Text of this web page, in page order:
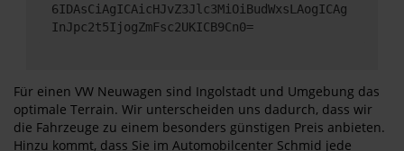
6IDAsCiAgICAicHJvZ3Jlc3MiOiBudWxsLAogICAg
InJpc2t5IjogZmFsc2UKICB9Cn0=
Für einen VW Neuwagen sind Ingolstadt und Umgebung das
optimale Terrain. Wir unterscheiden uns dadurch, dass wir
die Fahrzeuge zu einem besonders günstigen Preis anbieten.
Hinzu kommt, dass Sie im Automobilcenter Schmid jede